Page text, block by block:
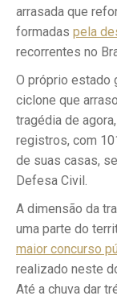
arrasada que
formadas pela
recorrentes no
O próprio estado
ciclone que
tragédia de
registros, com
de suas casas,
Defesa Civil.
A dimensão da
uma parte do
maior concurso
realizado neste
Até a chuva dar